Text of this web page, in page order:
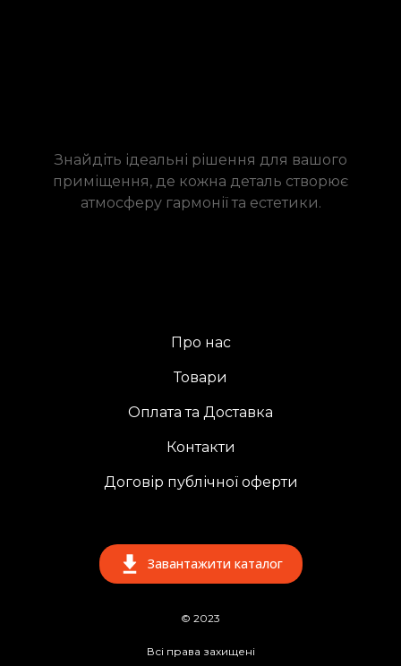
Знайдіть ідеальні рішення для вашого
приміщення, де кожна деталь створює
атмосферу гармонії та естетики.
Про нас
Товари
Оплата та Доставка
Контакти
Договір публічної оферти
Завантажити каталог
© 2023
Всі права захищені